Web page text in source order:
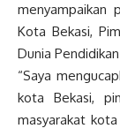
menyampaikan
Kota Bekasi,
Dunia
“Saya
kota Bekasi,
masyarakat